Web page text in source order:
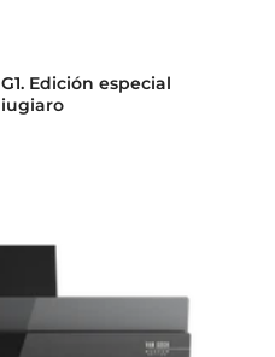
Edición especial